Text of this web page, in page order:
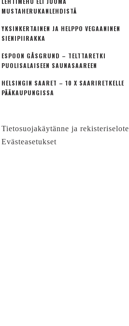
MUSTAHERUKANLEHDISTÄ
YKSINKERTAINEN JA HELPPO VEGAANINEN
SIENIPIIRAKKA
ESPOON GÅSGRUND – TELTTARETKI
PUOLISALAISEEN SAUNASAAREEN
HELSINGIN SAARET – 10 X SAARIRETKELLE
PÄÄKAUPUNGISSA
Tietosuojakäytänne ja rekisteriselote
Evästeasetukset